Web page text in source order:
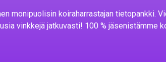
monipuolisin koiraharrastajan tietopankki.
vinkkejä jatkuvasti! 100 % jäsenistämme